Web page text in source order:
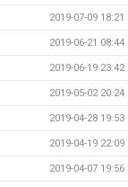
2019-07-09 18:21
2019-06-21 08:44
2019-06-19 23:42
2019-05-02 20:24
2019-04-28 19:53
2019-04-19 22:09
2019-04-07 19:56